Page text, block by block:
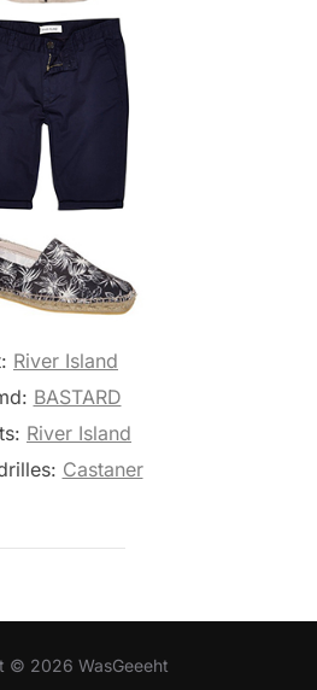
River Island
BASTARD
River Island
Castaner
© 2026 WasGeeeht